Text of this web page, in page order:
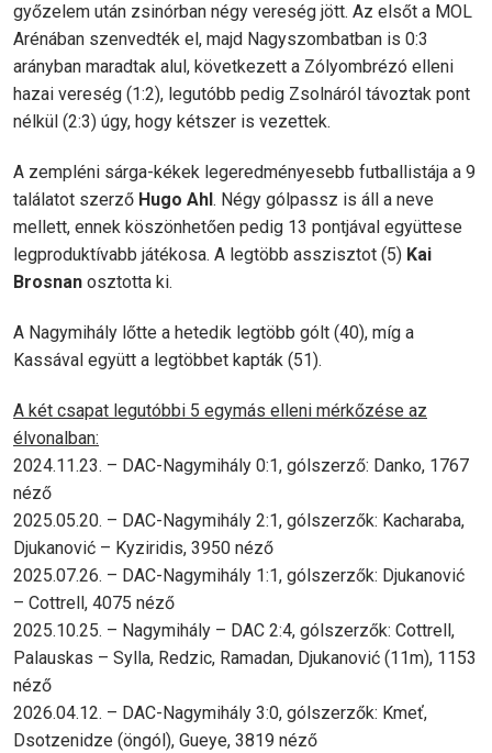
győzelem után zsinórban négy vereség jött. Az elsőt a MOL
Arénában szenvedték el, majd Nagyszombatban is 0:3
arányban maradtak alul, következett a Zólyombrézó elleni
hazai vereség (1:2), legutóbb pedig Zsolnáról távoztak pont
nélkül (2:3) úgy, hogy kétszer is vezettek.
A zempléni sárga-kékek legeredményesebb futballistája a 9
találatot szerző Hugo Ahl . Négy gólpassz is áll a neve
mellett, ennek köszönhetően pedig 13 pontjával együttese
legproduktívabb játékosa. A legtöbb asszisztot (5) Kai
Brosnan osztotta ki.
A Nagymihály lőtte a hetedik legtöbb gólt (40), míg a
Kassával együtt a legtöbbet kapták (51).
A két csapat legutóbbi 5 egymás elleni mérkőzése az
élvonalban:
2024.11.23. – DAC-Nagymihály 0:1, gólszerző: Danko, 1767
néző
2025.05.20. – DAC-Nagymihály 2:1, gólszerzők: Kacharaba,
Djukanović – Kyziridis, 3950 néző
2025.07.26. – DAC-Nagymihály 1:1, gólszerzők: Djukanović
– Cottrell, 4075 néző
2025.10.25. – Nagymihály – DAC 2:4, gólszerzők: Cottrell,
Palauskas – Sylla, Redzic, Ramadan, Djukanović (11m), 1153
néző
2026.04.12. – DAC-Nagymihály 3:0, gólszerzők: Kmeť,
Dsotzenidze (öngól), Gueye, 3819 néző